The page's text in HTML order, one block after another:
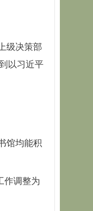
级决策部
以习近平
馆均能积
作调整为